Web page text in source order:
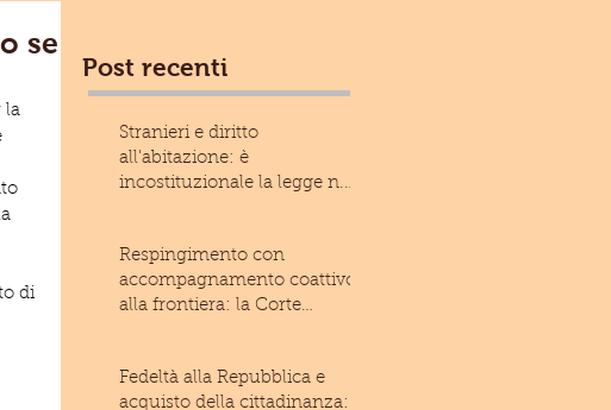
se
la
di
Post recenti
Stranieri e diritto
all'abitazione: è
incostituzionale la legge n.
Respingimento con
accompagnamento coattivo
alla frontiera: la Corte
Fedeltà alla Repubblica e
acquisto della cittadinanza: è